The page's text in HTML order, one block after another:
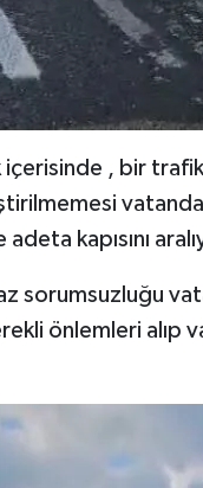
, bir
kapısını
sorumsuzluğu
önlemleri alıp